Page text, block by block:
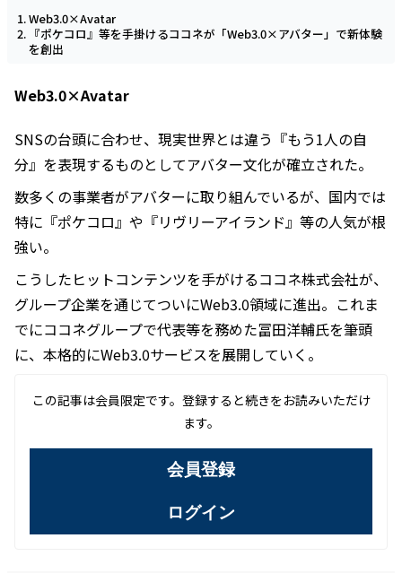
Web3.0×Avatar
『ポケコロ』等を手掛けるココネが「Web3.0×アバター」で新体験
を創出
Web3.0×Avatar
SNSの台頭に合わせ、現実世界とは違う『もう1人の自
分』を表現するものとしてアバター文化が確立された。
数多くの事業者がアバターに取り組んでいるが、国内では
特に『ポケコロ』や『リヴリーアイランド』等の人気が根
強い。
こうしたヒットコンテンツを手がけるココネ株式会社が、
グループ企業を通じてついにWeb3.0領域に進出。これま
でにココネグループで代表等を務めた冨田洋輔氏を筆頭
に、本格的にWeb3.0サービスを展開していく。
この記事は会員限定です。登録すると続きをお読みいただけ
ます。
会員登録
ログイン